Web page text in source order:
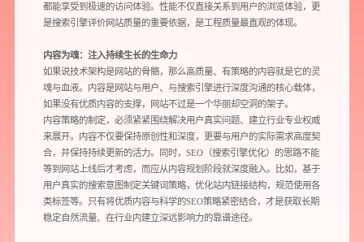
您希望： 预约面谈 在线视频会议 电话 / 微信沟通
您所提交的信息将严格保密，且不以任何形式透露给任何第三方
再想想，稍后预约
都能享受到极速的访问体验。性能不仅直接关系到用户的浏览体验，更
是搜索引擎评价网站质量的重要依据，是工程质量最直观的体现。
内容为魂：注入持续生长的生命力
如果说技术架构是网站的骨骼，那么高质量、有策略的内容就是它的灵
魂与血液。内容是网站与用户、与搜索引擎进行深度沟通的核心载体，
如果没有优质内容的支撑，网站不过是一个华丽却空洞的架子。
内容策略的制定，必须紧紧围绕解决用户真实问题、建立行业专业权威
来展开。内容不仅要保持原创性和深度，更要与用户的实际需求高度契
合，并保持持续更新的活力。同时，SEO（搜索引擎优化）的思路不能
等到网站上线后才考虑，而应从内容规划阶段就深度融入。比如，基于
用户真实的搜索意图制定关键词策略，优化站内链接结构，规范使用各
类标签等。只有将优质内容与科学的SEO策略紧密结合，才是获取长期
稳定自然流量、在行业内建立深远影响力的靠谱途径。